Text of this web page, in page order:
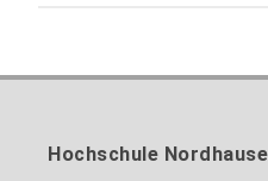
Gebäude 12
mandy.tabatt@hs-
Gebäude 11, Raum
Hochschule